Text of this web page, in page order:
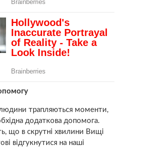
трапляються моменти,
додаткова допомога.
що в скpутні хвилини Вищі
відгукнутися на наші